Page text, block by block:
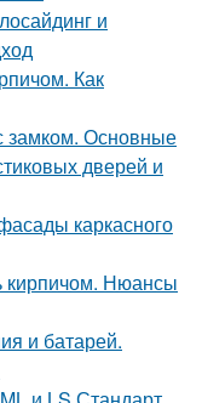
и
Как
замком. Основные
дверей и
каркасного
кирпичом. Нюансы
и батарей.